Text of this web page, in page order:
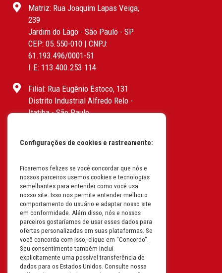
Matriz: Rua Joaquim Lapas Veiga,
239
Jardim do Lago - São Paulo - SP
CEP: 05.550-010 | CNPJ:
61.193.496/0001-51
I.E: 113.400.253.114
Filial: Rua Eugênio Estoco, 131
Distrito Industrial Alfredo Relo -
Itatiba - São Paulo
I.E: 382.096.357.1147
Filial: Av. Odila Chaves Rodrigues,
1277
Parque industrial RM - Condomínio
Therapark - Jundiaí - São Paulo
CEP: 13.213-087 | CNPJ:
61.193.496/0018-08
I.E: 407.642.800.114
Filial: Rua em Projeto G, 728 – Letra A
Configurações de cookies e rastreamento:
Ficaremos felizes se você concordar que nós e
nossos parceiros usemos cookies e tecnologias
semelhantes para entender como você usa
nosso site. Isso nos permite entender melhor o
comportamento do usuário e adaptar nosso site
em conformidade. Além disso, nós e nossos
parceiros gostaríamos de usar esses dados para
ofertas personalizadas em suas plataformas. Se
você concorda com isso, clique em "Concordo".
Seu consentimento também inclui
explicitamente uma possível transferência de
dados para os Estados Unidos. Consulte nossa